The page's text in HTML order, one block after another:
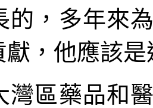
的，多年來
獻，他應該
灣區藥品和